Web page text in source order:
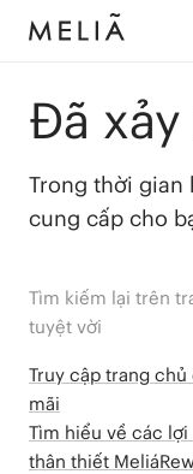
Đã
Trong thời gian
cung cấp cho
Tìm kiếm lại trên
tuyệt vời
Truy cập trang
mãi
Tìm hiểu về các
thân thiết